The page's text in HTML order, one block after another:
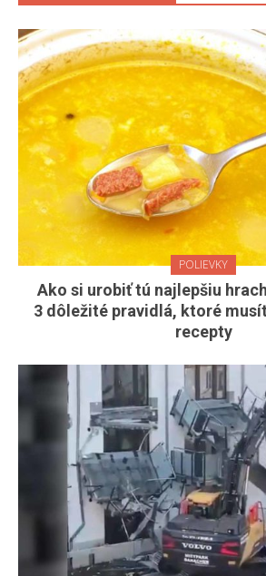
POLIEVKY
Ako si urobiť tú najlepšiu
3 dôležité pravidlá, ktoré
recepty